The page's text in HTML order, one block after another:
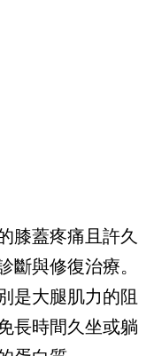
膝蓋疼痛且許久
斷與修復治療。
是大腿肌力的阻
長時間久坐或躺